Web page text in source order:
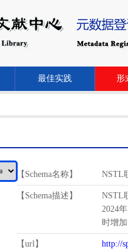
最佳实践 形
【Schema名称】 NSTL
【Schema描述】
NSTL
2024
时增
【url】 http://